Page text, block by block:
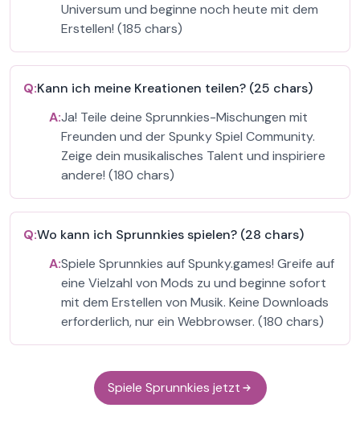
Universum und beginne noch heute mit dem
Erstellen! (185 chars)
Q:Kann ich meine Kreationen teilen? (25 chars)
A:Ja! Teile deine Sprunnkies-Mischungen mit
Freunden und der Spunky Spiel Community.
Zeige dein musikalisches Talent und inspiriere
andere! (180 chars)
Q:Wo kann ich Sprunnkies spielen? (28 chars)
A:Spiele Sprunnkies auf Spunky.games! Greife auf
eine Vielzahl von Mods zu und beginne sofort
mit dem Erstellen von Musik. Keine Downloads
erforderlich, nur ein Webbrowser. (180 chars)
Spiele Sprunnkies jetzt